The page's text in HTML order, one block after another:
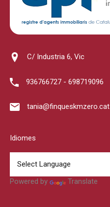
C/ Industria 6, Vic
936766727 - 698719096
tania@finqueskmzero.cat
Idiomes
Powered by Translate